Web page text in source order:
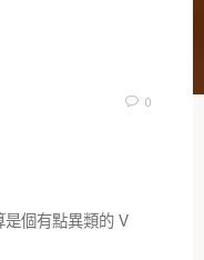
0
個有點異類的 V